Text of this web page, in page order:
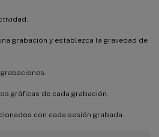
grabación y establezca la gravedad de
gráficas de cada grabación.
con cada sesión grabada.